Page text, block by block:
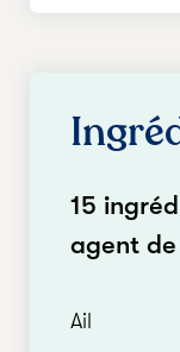
15
agent
Ail